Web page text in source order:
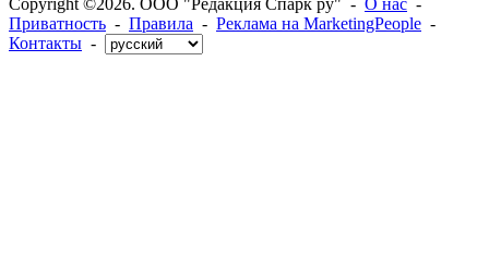
Copyright ©2026. ООО "Редакция Спарк ру" - О нас -
Приватность - Правила - Реклама на MarketingPeople -
Контакты -